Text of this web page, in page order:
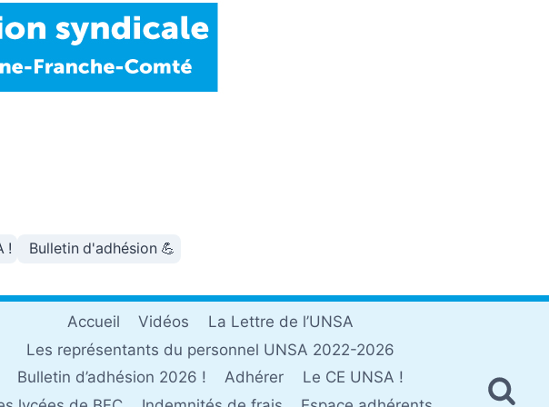
! Bulletin d'adhésion 💪
Accueil Vidéos
La Lettre de l’UNSA
Les représentants du personnel UNSA 2022-2026
Bulletin d’adhésion 2026 !
Adhérer
Le CE UNSA !